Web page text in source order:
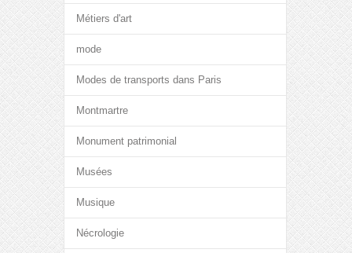
Métiers d'art
mode
Modes de transports dans Paris
Montmartre
Monument patrimonial
Musées
Musique
Nécrologie